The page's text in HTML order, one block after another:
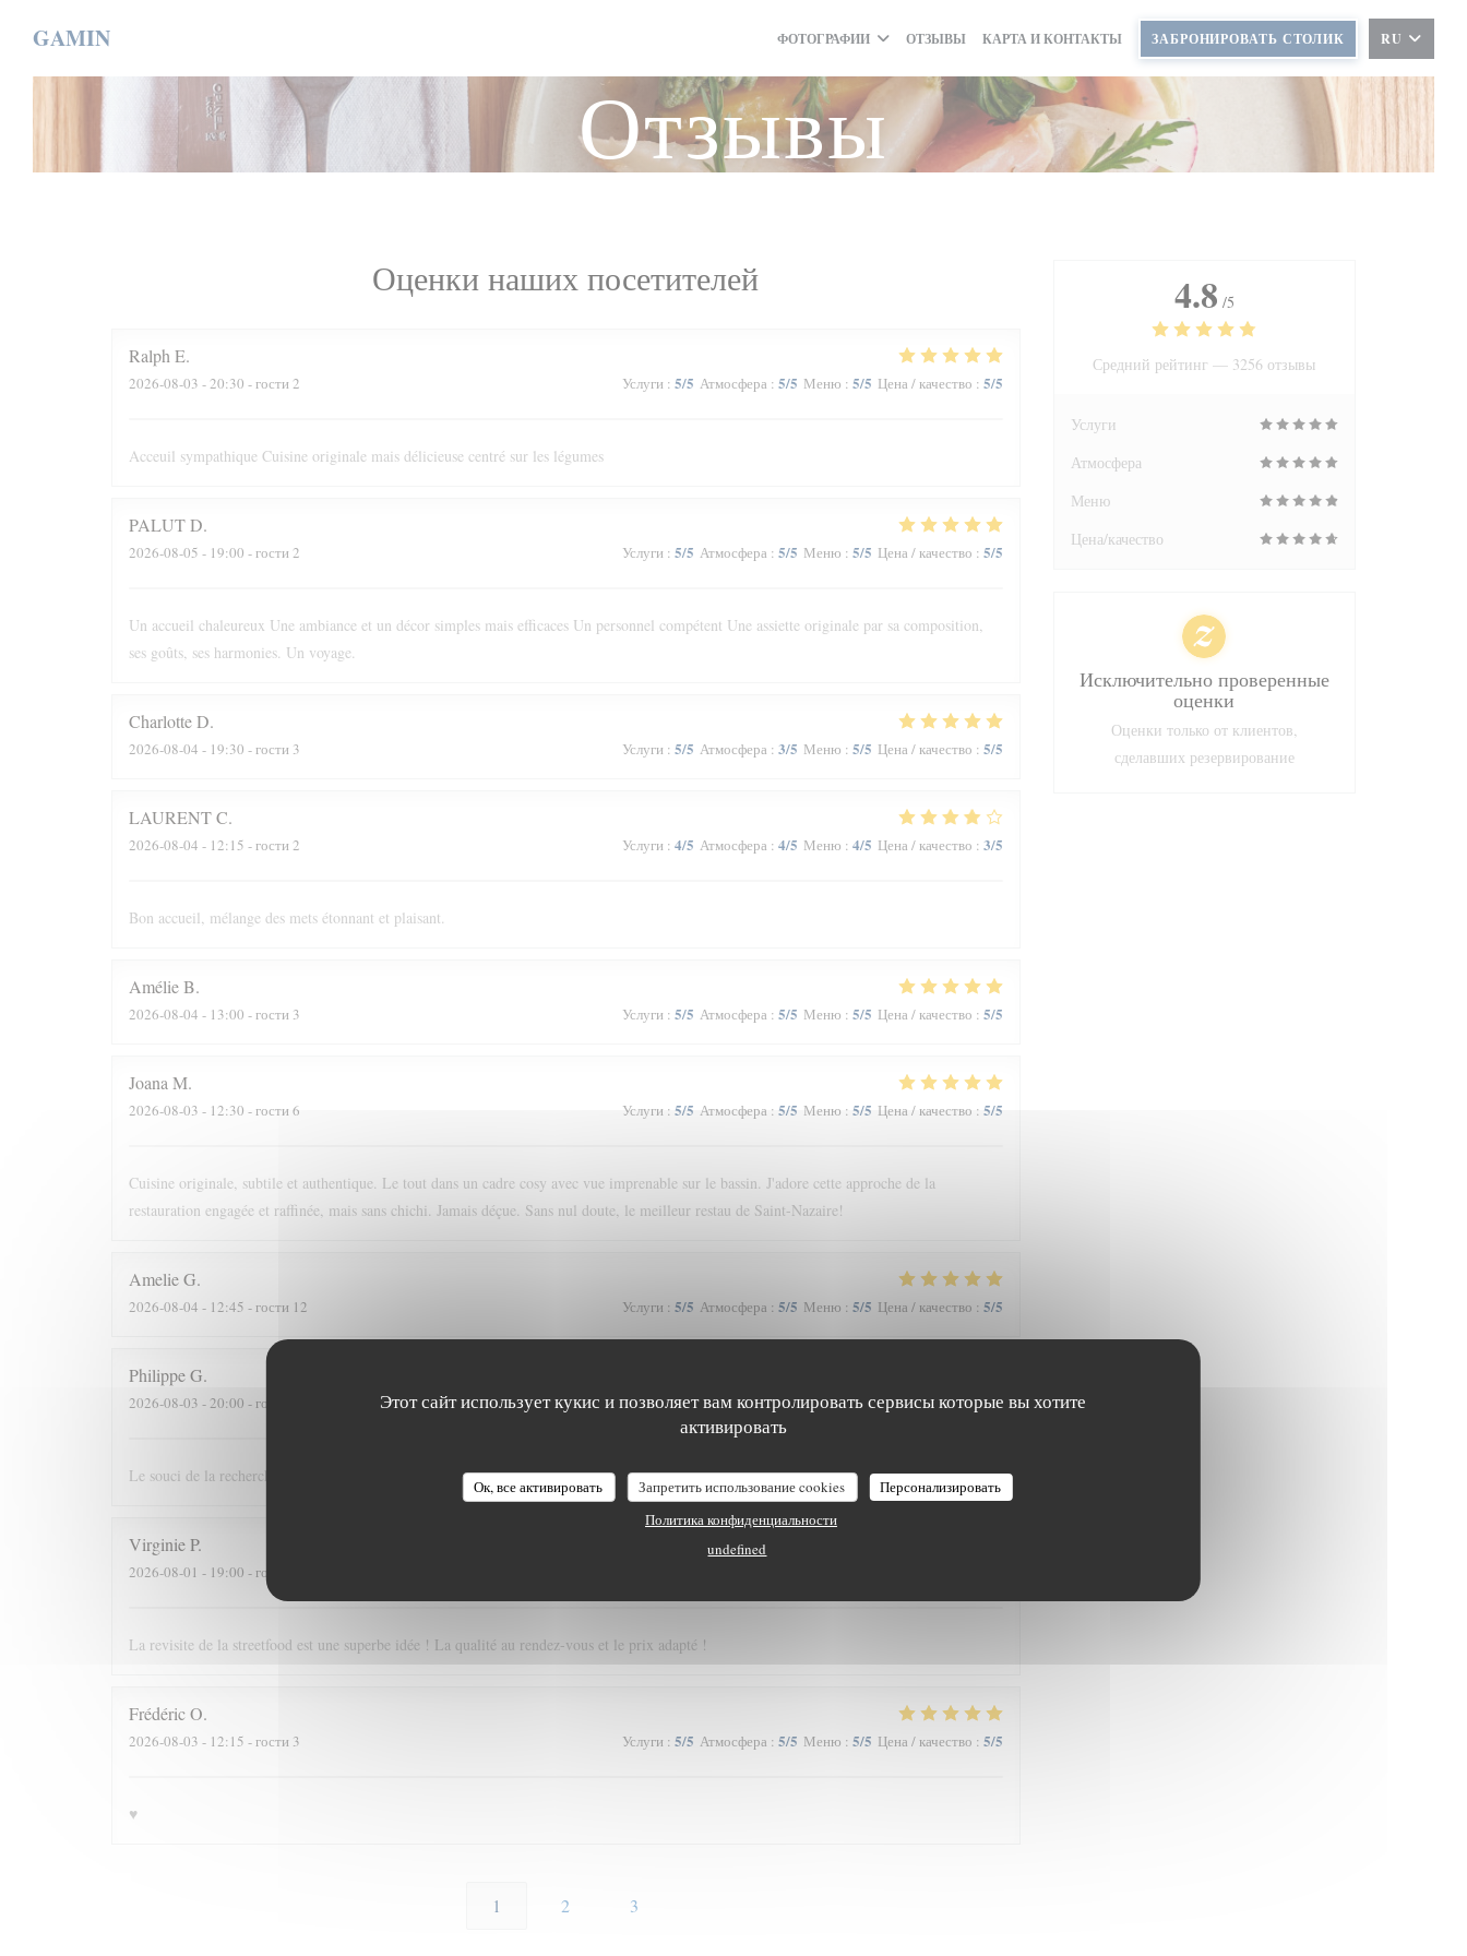
Этот сайт использует кукис и позволяет вам контролировать сервисы которые вы хотите
активировать
Ок, все активировать Запретить использование cookies
Персонализировать
Политика конфиденциальности
undefined
GAMIN ФОТОГРАФИИ ОТЗЫВЫ КАРТА И КОНТАКТЫ ЗАБРОНИРОВАТЬ СТОЛИК RU
Отзывы
Оценки наших посетителей
Ralph E
2026-08-03 - 20:30 - гости 2 Услуги : 5/5 Атмосфера : 5/5 Меню : 5/5 Цена / качество : 5/5
Acceuil sympathique Cuisine originale mais délicieuse centré sur les légumes
PALUTD
2026-08-05 - 19:00 - гости 2 Услуги : 5/5 Атмосфера : 5/5 Меню : 5/5 Цена / качество : 5/5
Un accueil chaleureux Une ambiance et un décor simples mais efficaces Un personnel compétent Une assiette originale par sa composition,
ses goûts, ses harmonies. Un voyage.
CharlotteD
2026-08-04 - 19:30 - гости 3 Услуги : 5/5 Атмосфера : 3/5 Меню : 5/5 Цена / качество : 5/5
LAURENTC
2026-08-04 - 12:15 - гости 2 Услуги : 4/5 Атмосфера : 4/5 Меню : 4/5 Цена / качество : 3/5
Bon accueil, mélange des mets étonnant et plaisant.
AmélieB
2026-08-04 - 13:00 - гости 3 Услуги : 5/5 Атмосфера : 5/5 Меню : 5/5 Цена / качество : 5/5
Joana M
2026-08-03 - 12:30 - гости 6 Услуги: 5/5 Атмосфера: 5/5 Меню : 5/5 Цена / качество : 5/5
Cuisine originale, subtile et authentique. Le tout dans un cadre cosy avec vue imprenable sur le bassin. J'adore cette approche de la
restauration engagée et raffinée, mais sans chichi. Jamais déçue. Sans nul doute, le meilleur restau de Saint-Nazaire!
AmelieG
2026-08-04 - 12:45 - гости 12 Услуги : 5/5 Атмосфера : 5/5 Меню : 5/5 Цена / качество : 5/5
PhilippeG
2026-08-03 - 20:00 - гости 3 Услуги:5/5 Атмосфера:5/5 Меню:5/5 Цена / качество:5/5
Le souci de la recherche et du changement dans le respect du goût et du u service…
VirginieP
2026-08-01 - 19:00 - гости 2
La revisite de la streetfood est une superbe idée ! La qualité au rendez-vous et le prix adapté !
FrédéricO
2026-08-03 - 12:15 - гости 3 Услуги : 5/5 Атмосфера : 5/5 Меню : 5/5 Цена / качество : 5/5
♥️
1 2 3
4.8 /5
Средний рейтинг — 3256 отзывы
Услуги
Атмосфера
Меню
Цена/качество
Исключительно проверенные
оценки
Оценки только от клиентов,
сделавших резервирование